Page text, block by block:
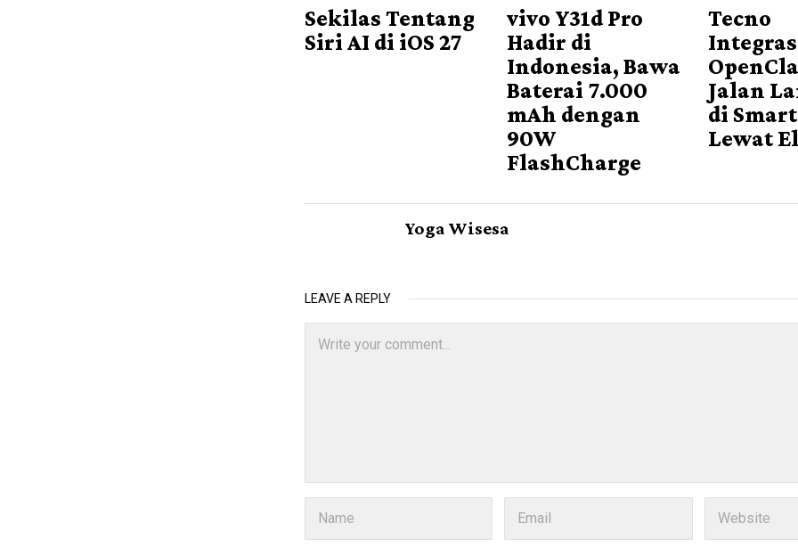
Sekilas Tentang
Siri AI di iOS 27
vivo Y31d Pro
Hadir di
Indonesia, Bawa
Baterai 7.000
mAh dengan
90W
FlashCharge
Tecno
Jalan
di
Lewat
Yoga Wisesa
LEAVE A REPLY